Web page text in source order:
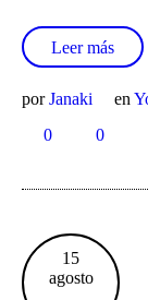
Leer más
porJanaki en
0
0
15
agosto